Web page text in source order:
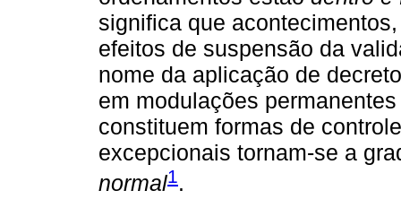
significa que
efeitos de suspensão da
nome da aplicação de
em modulações
constituem formas de
excepcionais tornam-se a
normal1.